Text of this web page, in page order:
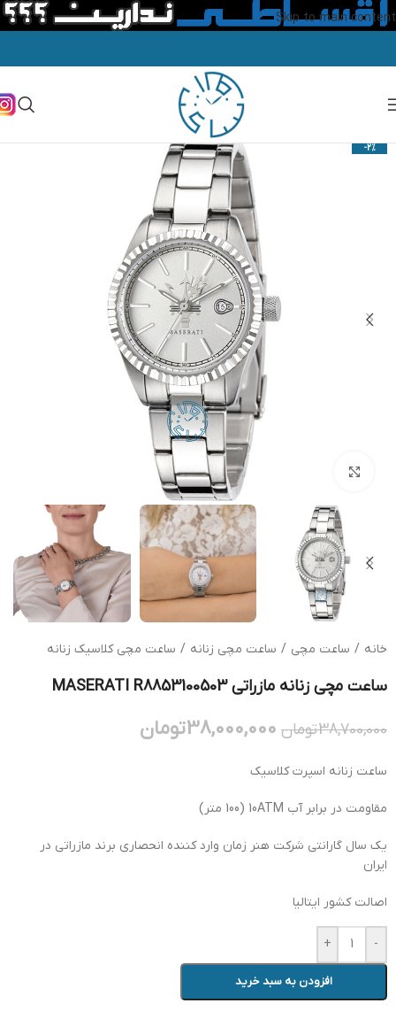
Skip to main content
-2%
خانه / ساعت مچی / ساعت مچی زنانه / ساعت مچی کلاسیک زنانه
ساعت مچی زنانه مازراتی MASERATI R8853100503
38,700,000تومان 38,000,000تومان
ساعت زنانه اسپرت کلاسیک
مقاومت در برابر آب 10ATM (100 متر)
یک سال گارانتی شرکت هنر زمان وارد کننده انحصاری برند مازراتی در
ایران
اصالت کشور ایتالیا
-
+
افزودن به سبد خرید